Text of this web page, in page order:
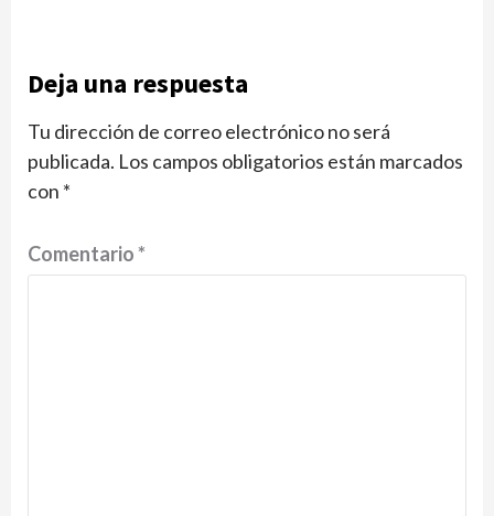
Deja una respuesta
Tu dirección de correo electrónico no será
publicada. Los campos obligatorios están marcados
con *
Comentario*